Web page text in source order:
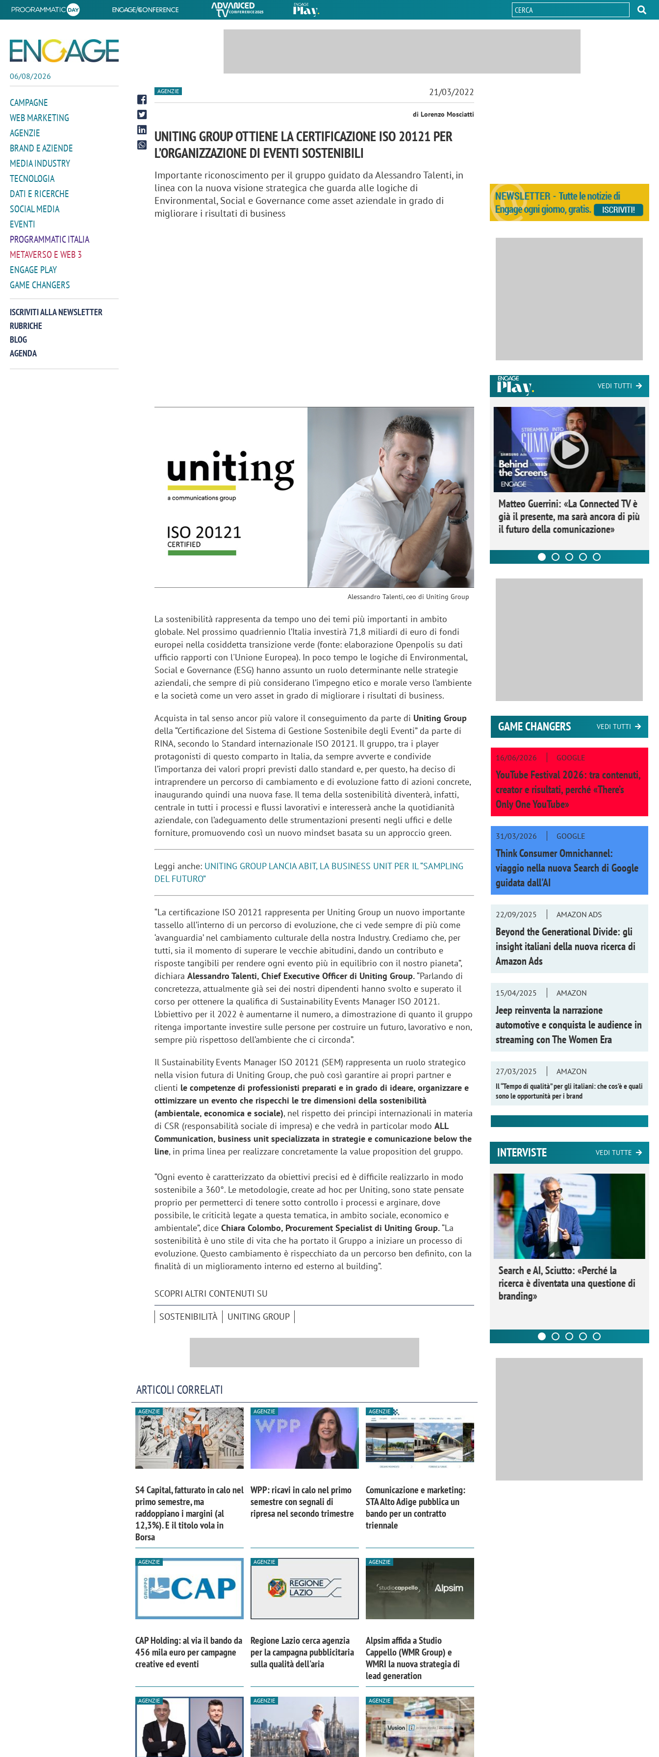
06/08/2026
CAMPAGNE
WEB MARKETING
AGENZIE
BRAND E AZIENDE
MEDIA INDUSTRY
TECNOLOGIA
DATI E RICERCHE
SOCIAL MEDIA
EVENTI
PROGRAMMATIC ITALIA
METAVERSO E WEB 3
ENGAGE PLAY
GAME CHANGERS
ISCRIVITI ALLA NEWSLETTER
RUBRICHE
BLOG
AGENDA
AGENZIE 21/03/2022
di Lorenzo Mosciatti
UNITING GROUP OTTIENE LA CERTIFICAZIONE ISO 20121 PER
L’ORGANIZZAZIONE DI EVENTI SOSTENIBILI
Importante riconoscimento per il gruppo guidato da Alessandro Talenti, in
linea con la nuova visione strategica che guarda alle logiche di
Environmental, Social e Governance come asset aziendale in grado di
migliorare i risultati di business
Alessandro Talenti, ceo di Uniting Group
La sostenibilità rappresenta da tempo uno dei temi più importanti in ambito
globale. Nel prossimo quadriennio l’Italia investirà 71,8 miliardi di euro di fondi
europei nella cosiddetta transizione verde (fonte: elaborazione Openpolis su dati
ufficio rapporti con l'Unione Europea). In poco tempo le logiche di Environmental,
Social e Governance (ESG) hanno assunto un ruolo determinante nelle strategie
aziendali, che sempre di più considerano l’impegno etico e morale verso l’ambiente
e la società come un vero asset in grado di migliorare i risultati di business.
Acquista in tal senso ancor più valore il conseguimento da parte di Uniting Group
della “Certificazione del Sistema di Gestione Sostenibile degli Eventi” da parte di
RINA, secondo lo Standard internazionale ISO 20121. Il gruppo, tra i player
protagonisti di questo comparto in Italia, da sempre avverte e condivide
l’importanza dei valori propri previsti dallo standard e, per questo, ha deciso di
intraprendere un percorso di cambiamento e di evoluzione fatto di azioni concrete,
inaugurando quindi una nuova fase. Il tema della sostenibilità diventerà, infatti,
centrale in tutti i processi e flussi lavorativi e interesserà anche la quotidianità
aziendale, con l’adeguamento delle strumentazioni presenti negli uffici e delle
forniture, promuovendo così un nuovo mindset basata su un approccio green.
Leggi anche: UNITING GROUP LANCIA ABIT, LA BUSINESS UNIT PER IL “SAMPLING
DEL FUTURO”
“La certificazione ISO 20121 rappresenta per Uniting Group un nuovo importante
tassello all’interno di un percorso di evoluzione, che ci vede sempre di più come
‘avanguardia’ nel cambiamento culturale della nostra Industry. Crediamo che, per
tutti, sia il momento di superare le vecchie abitudini, dando un contributo e
risposte tangibili per rendere ogni evento più in equilibrio con il nostro pianeta”,
dichiaraAlessandro Talenti, Chief Executive Officer di Uniting Group.“Parlando di
concretezza, attualmente già sei dei nostri dipendenti hanno svolto e superato il
corso per ottenere la qualifica di Sustainability Events Manager ISO 20121.
L’obiettivo per il 2022 è aumentarne il numero, a dimostrazione di quanto il gruppo
ritenga importante investire sulle persone per costruire un futuro, lavorativo e non,
sempre più rispettoso dell’ambiente che ci circonda”.
Il Sustainability Events Manager ISO 20121 (SEM) rappresenta un ruolo strategico
nella vision futura di Uniting Group, che può così garantire ai propri partner e
clienti le competenze di professionisti preparati e in grado di ideare, organizzare e
ottimizzare un evento che rispecchi le tre dimensioni della sostenibilità
(ambientale, economica e sociale), nel rispetto dei principi internazionali in materia
di CSR (responsabilità sociale di impresa) e che vedrà in particolar modoALL
Communication, business unit specializzata in strategie e comunicazione below the
line, in prima linea per realizzare concretamente la value proposition del gruppo.
“Ogni evento è caratterizzato da obiettivi precisi ed è difficile realizzarlo in modo
sostenibile a 360°. Le metodologie, create ad hoc per Uniting, sono state pensate
proprio per permetterci di tenere sotto controllo i processi e arginare, dove
possibile, le criticità legate a questa tematica, in ambito sociale, economico e
ambientale”, diceChiara Colombo, Procurement Specialist di Uniting Group.“La
sostenibilità è uno stile di vita che ha portato il Gruppo a iniziare un processo di
evoluzione. Questo cambiamento è rispecchiato da un percorso ben definito, con la
finalità di un miglioramento interno ed esterno al building”.
SCOPRI ALTRI CONTENUTI SU
SOSTENIBILITÀ UNITING GROUP
ARTICOLI CORRELATI
AGENZIE
S4 Capital, fatturato in calo nel
primo semestre, ma
raddoppiano i margini (al
12,3%). E il titolo vola in
Borsa
AGENZIE
WPP: ricavi in calo nel primo
semestre con segnali di
ripresa nel secondo trimestre
AGENZIE
Comunicazione e marketing:
STA Alto Adige pubblica un
bando per un contratto
triennale
AGENZIE
CAP Holding: al via il bando da
456 mila euro per campagne
creative ed eventi
AGENZIE
Regione Lazio cerca agenzia
per la campagna pubblicitaria
sulla qualità dell'aria
AGENZIE
Alpsim affida a Studio
Cappello (WMR Group) e
WMRI la nuova strategia di
lead generation
AGENZIE AGENZIE AGENZIE
VEDI TUTTI
Perez, Samsung Ads: «L'Italia è un
crescere»
Networking agli eventi: come la
startup Kicè punta a eliminare lo
"spreco di relazioni"
Matteo Guerrini: «La Connected TV è
già il presente, ma sarà ancora di più
il futuro della comunicazione»
GAME CHANGERS VEDI TUTTI
16/06/2026 GOOGLE
YouTube Festival 2026: tra contenuti,
creator e risultati, perché «There’s
Only One YouTube»
31/03/2026 GOOGLE
Think Consumer Omnichannel:
viaggio nella nuova Search di Google
guidata dall'AI
22/09/2025 AMAZON ADS
Beyond the Generational Divide: gli
insight italiani della nuova ricerca di
Amazon Ads
15/04/2025 AMAZON
Jeep reinventa la narrazione
automotive e conquista le audience in
streaming conThe Women Era
27/03/2025
AMAZON
Il “Tempo di qualità” per gli italiani: che cos’è e quali
sono le opportunità per i brand
INTERVISTE VEDI TUTTE
Emanuele Viora di Deloitte Digital:
amplificare il talento»
Ricerche di mercato. Neri, Ipsos
tradurli in azioni»
Search e AI, Sciutto: «Perché la
ricerca è diventata una questione di
branding»